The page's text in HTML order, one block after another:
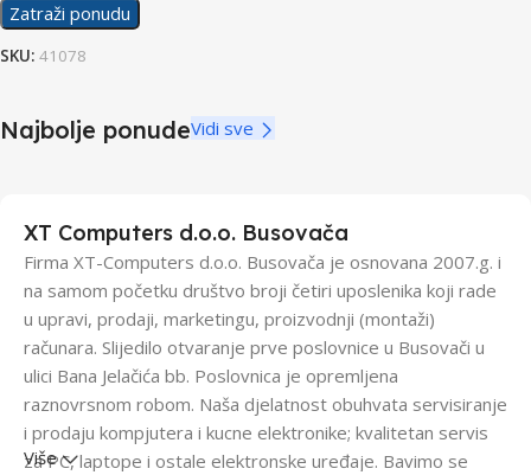
Zatraži ponudu
SKU: 41078
Najbolje ponudeVidi sve
XT Computers d.o.o. Busovača
Firma XT-Computers d.o.o. Busovača je osnovana 2007.g. i
na samom početku društvo broji četiri uposlenika koji rade
u upravi, prodaji, marketingu, proizvodnji (montaži)
računara. Slijedilo otvaranje prve poslovnice u Busovači u
ulici Bana Jelačića bb. Poslovnica je opremljena
raznovrsnom robom. Naša djelatnost obuhvata servisiranje
i prodaju kompjutera i kucne elektronike; kvalitetan servis
za PC, laptope i ostale elektronske uređaje. Bavimo se
Više